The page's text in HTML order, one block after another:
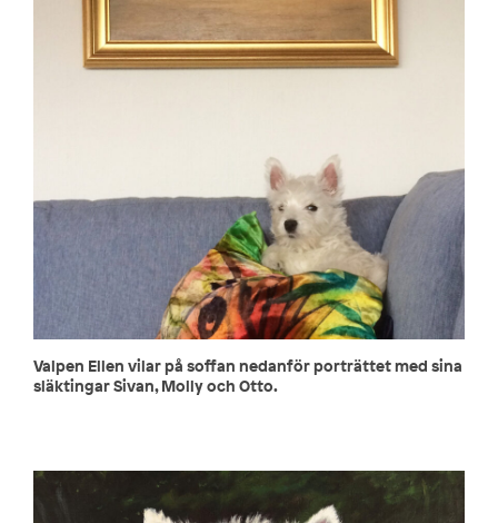
Valpen Ellen vilar på soffan nedanför porträttet med sina
släktingar Sivan, Molly och Otto.